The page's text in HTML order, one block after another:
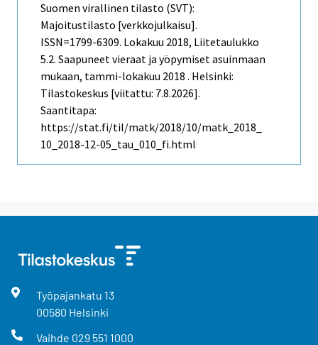
Suomen virallinen tilasto (SVT):
Majoitustilasto [verkkojulkaisu].
ISSN=1799-6309. Lokakuu 2018, Liitetaulukko
5.2. Saapuneet vieraat ja yöpymiset asuinmaan
mukaan, tammi-lokakuu 2018 . Helsinki:
Tilastokeskus [viitattu: 7.8.2026].
Saantitapa:
https://stat.fi/til/matk/2018/10/matk_2018_
10_2018-12-05_tau_010_fi.html
Työpajankatu 13
00580 Helsinki
Vaihde 029 551 1000